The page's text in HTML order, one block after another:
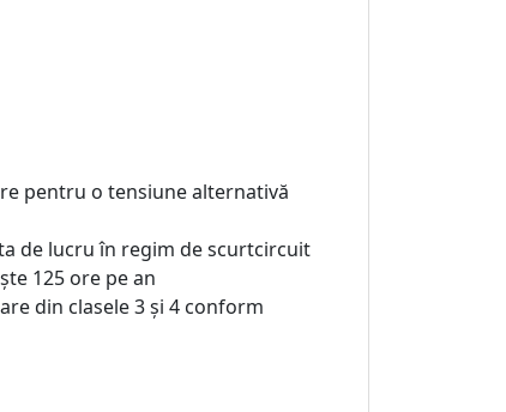
pentru o tensiune alternativă
de lucru în regim de scurtcircuit
125 ore pe an
din clasele 3 și 4 conform